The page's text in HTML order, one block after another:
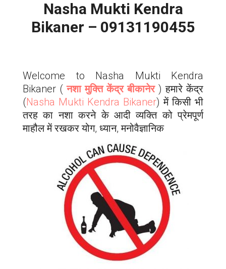
Nasha Mukti Kendra
Bikaner – 09131190455
Welcome to Nasha Mukti Kendra
Bikaner (नशा मुक्ति केंद्र बीकानेर ) हमारे केंद्र
(Nasha Mukti Kendra Bikaner) में किसी भी
तरह का नशा करने के आदी व्यक्ति को प्रेमपूर्ण
माहौल में रखकर योग, ध्यान, मनोवैज्ञानिक